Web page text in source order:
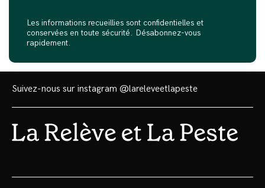
Les informations recueillies sont confidentielles et
conservées en toute sécurité. Désabonnez-vous
rapidement.
Suivez-nous sur instagram @lareleveetlapeste